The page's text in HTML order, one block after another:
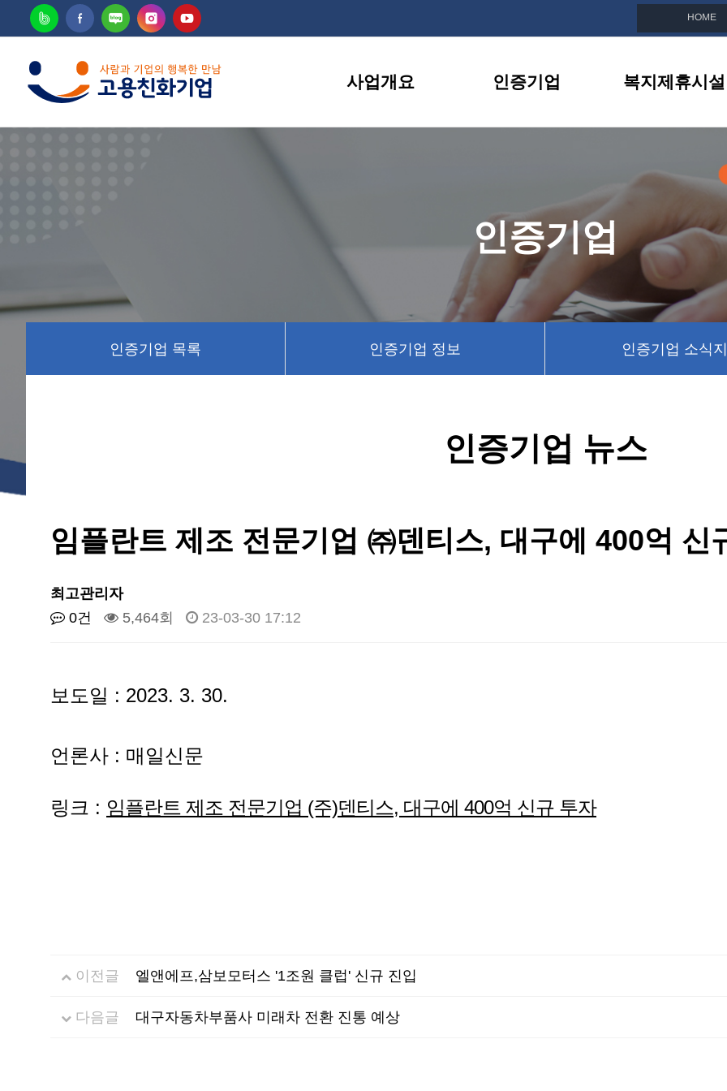
HOME
사업개요
고용친화기업이란
인증기업
인증기업 목록
인증기업 소식지
인증기업 뉴스
복지제휴시설
복지제휴시설 소
제휴시설 이벤트
인증기업
인증기업 목록 인증기업 정보 인증기업 소식지
인증기업 뉴스
임플란트 제조 전문기업 ㈜덴티스, 대구에 400억 신
최고관리자
0건
5,464회 23-03-30 17:12
보도일 : 2023. 3. 30.
언론사 : 매일신문
링크 : 임플란트 제조 전문기업 (주)덴티스, 대구에 400억 신규 투자
이전글 엘앤에프,삼보모터스 '1조원 클럽' 신규 진입
다음글 대구자동차부품사 미래차 전환 진통 예상